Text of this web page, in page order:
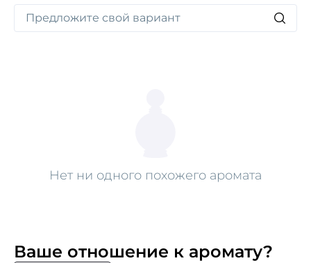
Нет ни одного похожего аромата
Ваше отношение к аромату?